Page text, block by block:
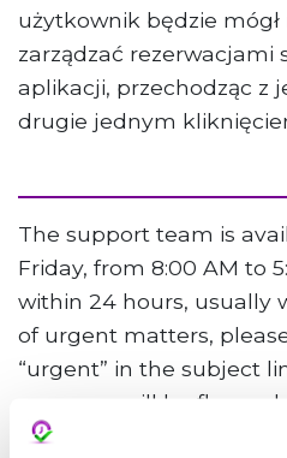
użytkownik będzie
zarządzać rezerwacjami
aplikacji, przechodząc z
drugie jednym
The support team is
Friday, from 8:00 AM to
within 24 hours, usually
of urgent matters,
“urgent” in the subject
message will be
after an initial triage,